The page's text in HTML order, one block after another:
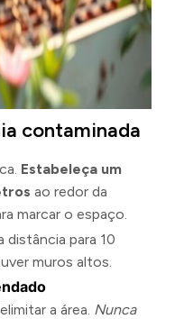
contaminada
Estabeleça um
ao redor da
marcar o espaço.
distância para 10
muros altos.
a área. Nunca